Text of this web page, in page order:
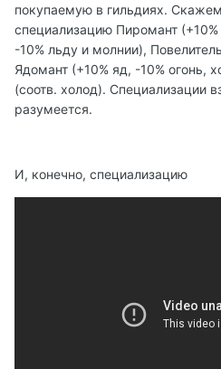
покупаемую в гильдиях.
специализацию Пиромант
-10% льду и молнии),
Ядомант (+10% яд, -10% огонь,
(соотв. холод). Специализации
разумеется.
И, конечно, специализацию